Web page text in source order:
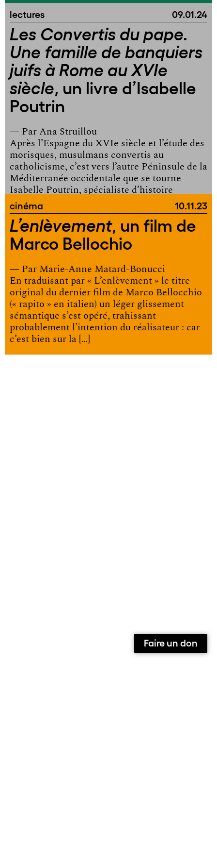
lectures 09.01.24
Les Convertis du pape.
Une famille de banquiers
juifs à Rome au XVIe
siècle, un livre d’Isabelle
Poutrin
— Par Ana Struillou
Après l’Espagne du XVIe siècle et l’étude des
morisques, musulmans convertis au
catholicisme, c’est vers l’autre Péninsule de la
Méditerranée occidentale que se tourne
Isabelle Poutrin, spécialiste d’histoire
religieuse et de la […]
cinéma 10.11.23
L’enlèvement, un film de
Marco Bellochio
— Par Marie-Anne Matard-Bonucci
En traduisant par « L’enlèvement » le titre
original du dernier film de Marco Bellocchio
(« rapito » en italien) un léger glissement
sémantique s’est opéré, trahissant
probablement l’intention du réalisateur : car
c’est bien sur la […]
Faire un don